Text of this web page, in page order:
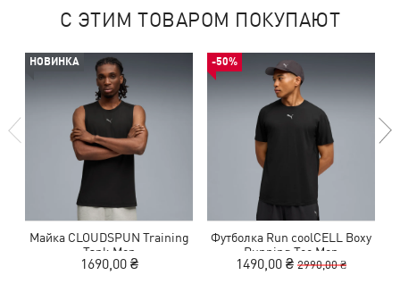
С ЭТИМ ТОВАРОМ ПОКУПАЮТ
НОВИНКА
Майка CLOUDSPUN Training
Tank Men
1690,00 ₴
-50%
Футболка Run coolCELL Boxy
Running Tee Men
1490,00 ₴ 2990,00 ₴